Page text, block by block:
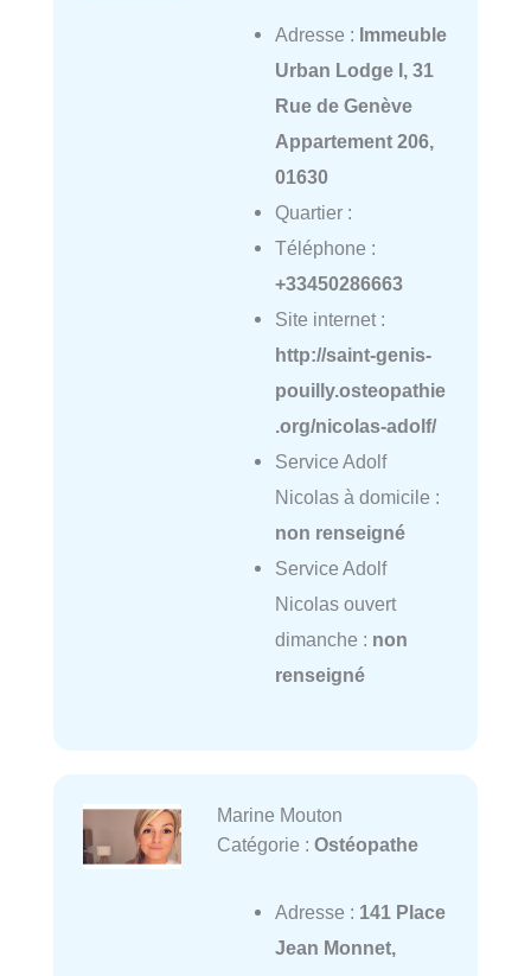
Adresse : Immeuble
Urban Lodge I, 31
Rue de Genève
Appartement 206,
01630
Quartier :
Téléphone :
+33450286663
Site internet :
http://saint-genis-
pouilly.osteopathie
.org/nicolas-adolf/
Service Adolf
Nicolas à domicile :
non renseigné
Service Adolf
Nicolas ouvert
dimanche : non
renseigné
Marine Mouton
Catégorie : Ostéopathe
Adresse : 141 Place
Jean Monnet,